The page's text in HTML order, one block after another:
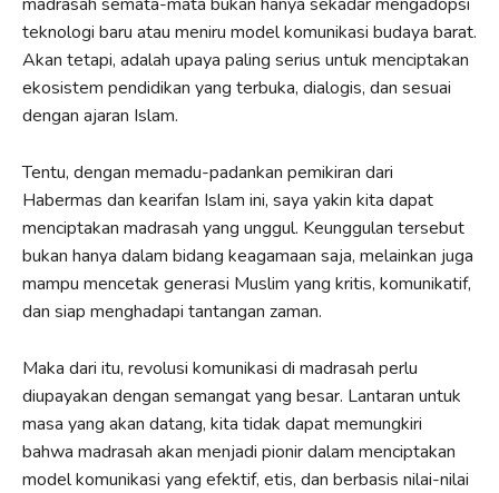
teknologi baru atau meniru model komunikasi budaya barat.
Akan tetapi, adalah upaya paling serius untuk menciptakan
ekosistem pendidikan yang terbuka, dialogis, dan sesuai
dengan ajaran Islam.
Tentu, dengan memadu-padankan pemikiran dari
Habermas dan kearifan Islam ini, saya yakin kita dapat
menciptakan madrasah yang unggul. Keunggulan tersebut
bukan hanya dalam bidang keagamaan saja, melainkan juga
mampu mencetak generasi Muslim yang kritis, komunikatif,
dan siap menghadapi tantangan zaman.
Maka dari itu, revolusi komunikasi di madrasah perlu
diupayakan dengan semangat yang besar. Lantaran untuk
masa yang akan datang, kita tidak dapat memungkiri
bahwa madrasah akan menjadi pionir dalam menciptakan
model komunikasi yang efektif, etis, dan berbasis nilai-nilai